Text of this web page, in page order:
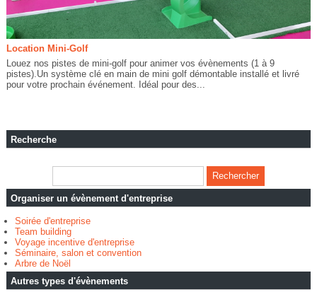
Location Mini-Golf
Louez nos pistes de mini-golf pour animer vos évènements (1 à 9
pistes).Un système clé en main de mini golf démontable installé et livré
pour votre prochain événement. Idéal pour des...
Recherche
Organiser un évènement d'entreprise
Soirée d'entreprise
Team building
Voyage incentive d'entreprise
Séminaire, salon et convention
Arbre de Noël
Autres types d'évènements